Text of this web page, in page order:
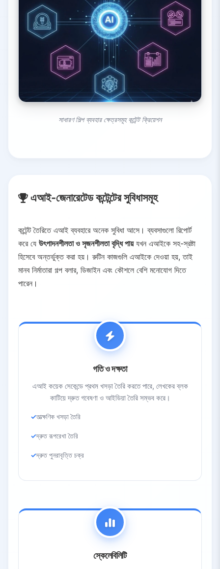
সাধারণ শিল্প ব্যবহার ক্ষেত্রসমূহ কন্টেন্ট ক্রিয়েশন
এআই-জেনারেটেড কন্টেন্টের সুবিধাসমূহ
কন্টেন্ট তৈরিতে এআই ব্যবহারে অনেক সুবিধা আসে। ব্যবসাগুলো রিপোর্ট
করে যে উৎপাদনশীলতা ও সৃজনশীলতা বৃদ্ধি পায়যখন এআইকে সহ-স্রষ্টা
হিসেবে অন্তর্ভুক্ত করা হয়। রুটিন কাজগুলি এআইকে দেওয়া হয়, তাই
মানব নির্মাতারা গল্প বলার, ডিজাইন এবং কৌশলে বেশি মনোযোগ দিতে
পারেন।
গতি ও দক্ষতা
এআই কয়েক সেকেন্ডে প্রথম খসড়া তৈরি করতে পারে, লেখকের ব্লক
কাটিয়ে দ্রুত গবেষণা ও আইডিয়া তৈরি সম্ভব করে।
তাত্ক্ষণিক খসড়া তৈরি
দ্রুত রূপরেখা তৈরি
দ্রুত পুনরাবৃত্তি চক্র
স্কেলেবিলিটি